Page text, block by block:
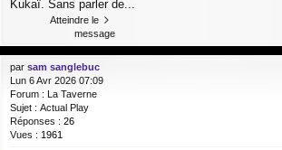
Kukaï. Sans parler de...
Atteindre le
message
par sam sanglebuc
Lun 6 Avr 2026 07:09
Forum :
La Taverne
Sujet : Actual Play
Réponses : 26
Vues : 1961